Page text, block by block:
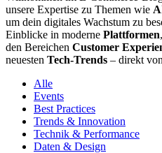
unsere Expertise zu Themen wie
um dein digitales Wachstum zu
Einblicke in moderne Plattformen
den Bereichen Customer
neuesten Tech-Trends – direkt
Alle
Events
Best Practices
Trends & Innovation
Technik & Performance
Daten & Design